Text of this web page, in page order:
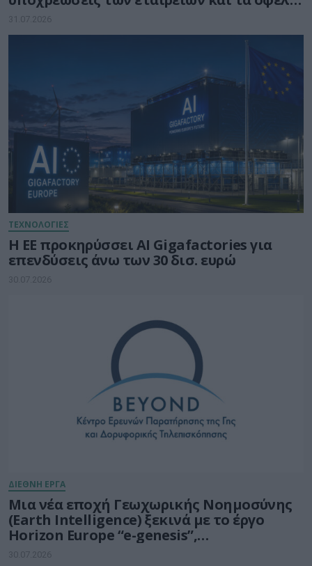
για τους καταναλωτές
31.07.2026
ΤΕΧΝΟΛΟΓΙΕΣ
Η ΕΕ προκηρύσσει AI Gigafactories για
επενδύσεις άνω των 30 δισ. ευρώ
30.07.2026
ΔΙΕΘΝΗ ΕΡΓΑ
Μια νέα εποχή Γεωχωρικής Νοημοσύνης
(Earth Intelligence) ξεκινά με το έργο
Horizon Europe “e-genesis”,
προϋπολογισμού 7,5 εκατ. ευρώ
30.07.2026